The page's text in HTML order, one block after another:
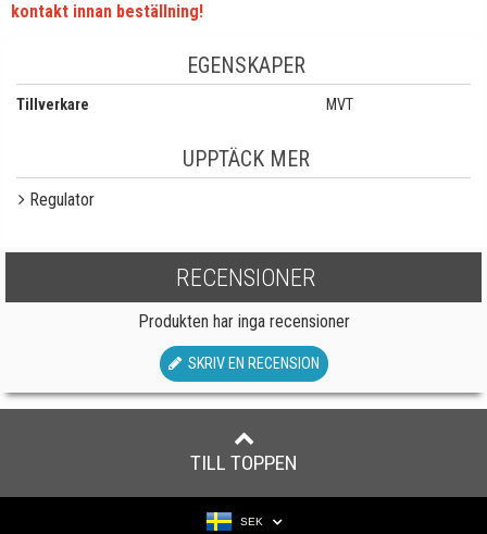
kontakt innan beställning!
EGENSKAPER
Tillverkare MVT
UPPTÄCK MER
Regulator
RECENSIONER
Produkten har inga recensioner
SKRIV EN RECENSION
TILL TOPPEN
SEK